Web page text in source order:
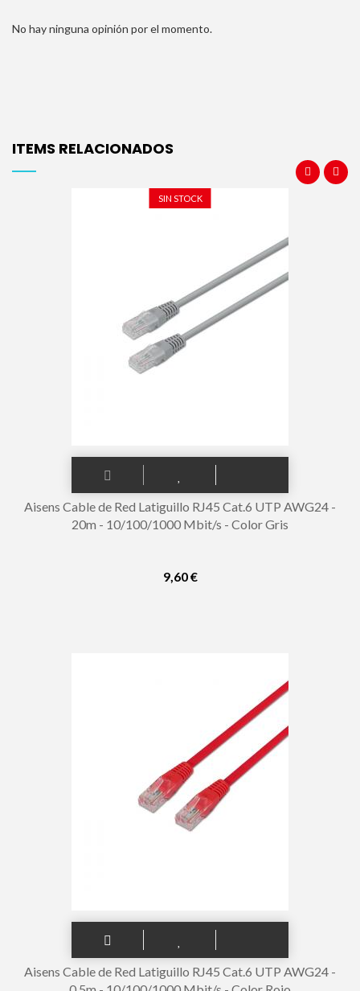
No hay ninguna opinión por el momento.
ITEMS RELACIONADOS
SIN STOCK
Aisens Cable de Red Latiguillo RJ45 Cat.6 UTP AWG24 -
20m - 10/100/1000 Mbit/s - Color Gris
9,60 €
Aisens Cable de Red Latiguillo RJ45 Cat.6 UTP AWG24 -